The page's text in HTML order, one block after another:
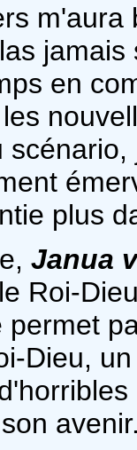
en
plus
Janua
Roi-
Dieu,